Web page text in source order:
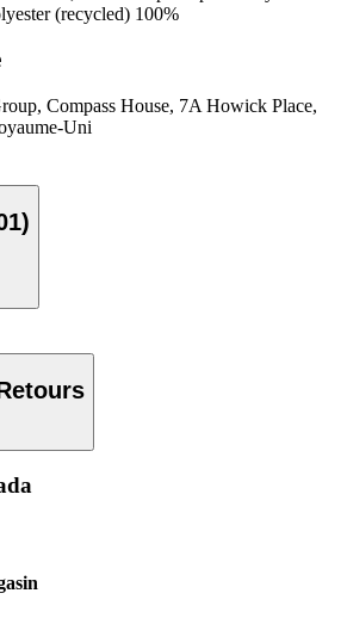
(recycled) 100%
Compass House, 7A Howick Place,
Uni
)